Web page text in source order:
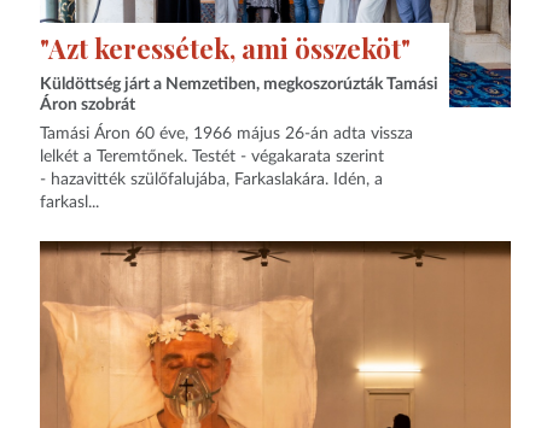
"Azt keressétek, ami összeköt"
Küldöttség járt a Nemzetiben, megkoszorúzták Tamási
Áron szobrát
Tamási Áron 60 éve, 1966 május 26-án adta vissza
lelkét a Teremtőnek. Testét - végakarata szerint
- hazavitték szülőfalujába, Farkaslakára. Idén, a
farkasl...